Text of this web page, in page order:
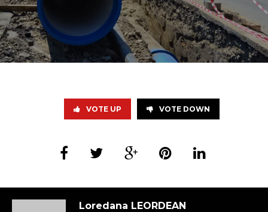
VOTE UP VOTE DOWN
Loredana LEORDEAN